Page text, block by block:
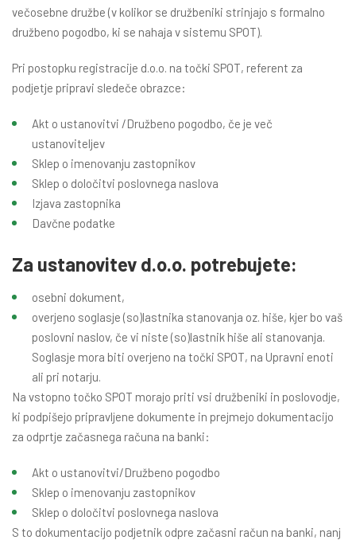
večosebne družbe (v kolikor se družbeniki strinjajo s formalno
družbeno pogodbo, ki se nahaja v sistemu SPOT).
Pri postopku registracije d.o.o. na točki SPOT, referent za
podjetje pripravi sledeče obrazce:
Akt o ustanovitvi /Družbeno pogodbo, če je več
ustanoviteljev
Sklep o imenovanju zastopnikov
Sklep o določitvi poslovnega naslova
Izjava zastopnika
Davčne podatke
Za ustanovitev d.o.o. potrebujete:
osebni dokument,
overjeno soglasje (so)lastnika stanovanja oz. hiše, kjer bo vaš
poslovni naslov, če vi niste (so)lastnik hiše ali stanovanja.
Soglasje mora biti overjeno na točki SPOT, na Upravni enoti
ali pri notarju.
Na vstopno točko SPOT morajo priti vsi družbeniki in poslovodje,
ki podpišejo pripravljene dokumente in prejmejo dokumentacijo
za odprtje začasnega računa na banki:
Akt o ustanovitvi/Družbeno pogodbo
Sklep o imenovanju zastopnikov
Sklep o določitvi poslovnega naslova
S to dokumentacijo podjetnik odpre začasni račun na banki, nanj